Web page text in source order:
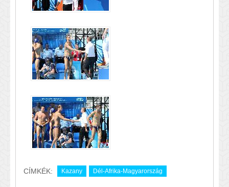
CÍMKÉK: Kazany Dél-Afrika-Magyarország